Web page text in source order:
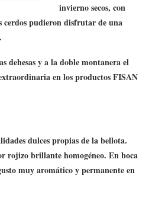
invierno secos, con
cerdos pudieron disfrutar de una
dehesas y a la doble montanera el
en los productos FISAN
dulces propias de la bellota.
rojizo brillante homogéneo. En boca
muy aromático y permanente en